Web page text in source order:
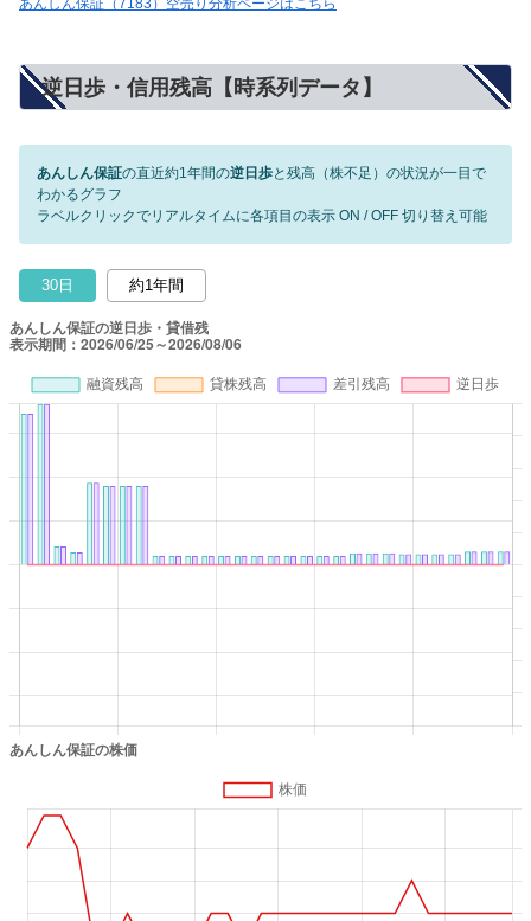
逆日歩・信用残高【時系列データ】
あんしん保証の直近約1年間の逆日歩と残高（株不足）の状況が一目で
わかるグラフ
ラベルクリックでリアルタイムに各項目の表示 ON / OFF 切り替え可能
30日 約1年間